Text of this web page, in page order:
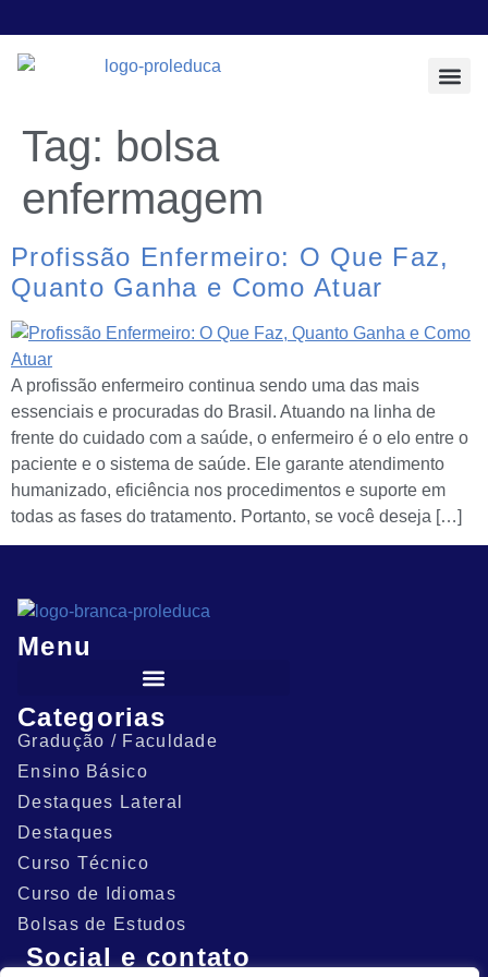
Tag: bolsa
enfermagem
Profissão Enfermeiro: O Que Faz,
Quanto Ganha e Como Atuar
A profissão enfermeiro continua sendo uma das mais
essenciais e procuradas do Brasil. Atuando na linha de
frente do cuidado com a saúde, o enfermeiro é o elo entre o
paciente e o sistema de saúde. Ele garante atendimento
humanizado, eficiência nos procedimentos e suporte em
todas as fases do tratamento. Portanto, se você deseja […]
Menu
Categorias
Gradução / Faculdade
Ensino Básico
Destaques Lateral
Destaques
Curso Técnico
Curso de Idiomas
Bolsas de Estudos
Social e contato